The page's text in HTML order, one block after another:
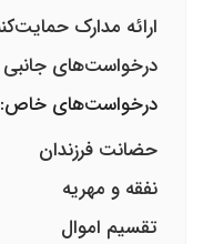
ارائه مدارک
درخواست‌های جانبی
درخواست‌های خاص:
حضانت فرزندان
نفقه و مهریه
تقسیم اموال